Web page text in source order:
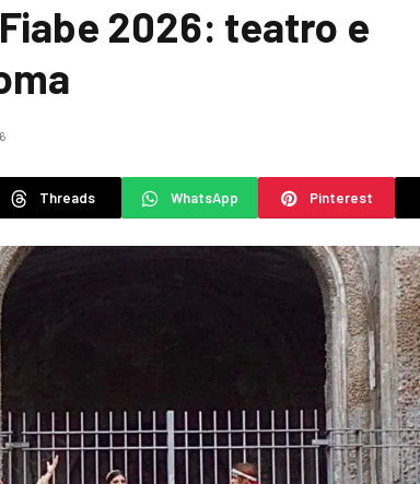
2026: teatro e
Threads WhatsApp Pinterest